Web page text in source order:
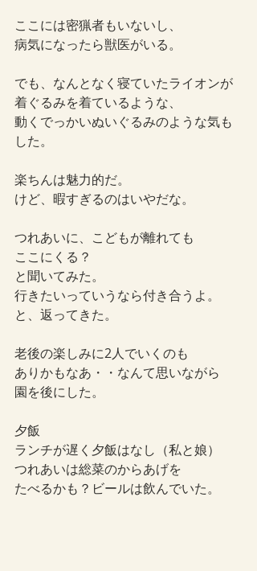
ここには密猟者もいないし、
病気になったら獣医がいる。
でも、なんとなく寝ていたライオンが
着ぐるみを着ているような、
動くでっかいぬいぐるみのような気も
した。
楽ちんは魅力的だ。
けど、暇すぎるのはいやだな。
つれあいに、こどもが離れても
ここにくる？
と聞いてみた。
行きたいっていうなら付き合うよ。
と、返ってきた。
老後の楽しみに2人でいくのも
ありかもなあ・・なんて思いながら
園を後にした。
夕飯
ランチが遅く夕飯はなし（私と娘）
つれあいは総菜のからあげを
たべるかも？ビールは飲んでいた。